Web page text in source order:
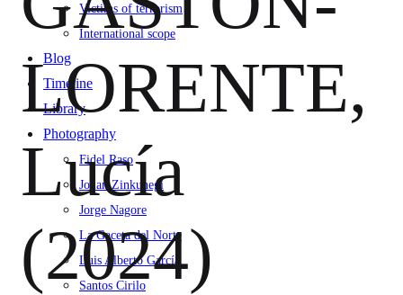
Victims of terrorism
International scope
Blog
Timeline
Library
Photography
Fidel Raso
Jonan Zinkunegi
Jorge Nagore
La Gaceta del Norte
Luis Alberto García
Santos Cirilo
LORENTE,
Lucía
(2024)